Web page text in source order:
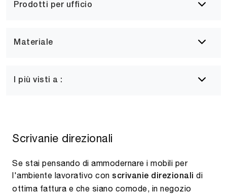
Prodotti per ufficio
Materiale
I più visti a :
Scrivanie direzionali
Se stai pensando di ammodernare i mobili per
l'ambiente lavorativo con scrivanie direzionali
di
ottima fattura e che siano comode, in negozio